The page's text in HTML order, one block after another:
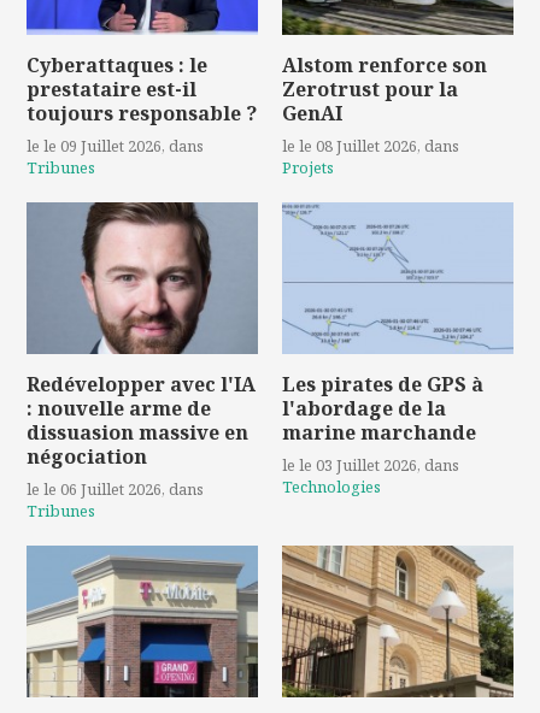
Cyberattaques : le
prestataire est-il
toujours responsable ?
le le 09 Juillet 2026, dans
Tribunes
Alstom renforce son
Zerotrust pour la
GenAI
le le 08 Juillet 2026, dans
Projets
Redévelopper avec l'IA
: nouvelle arme de
dissuasion massive en
négociation
le le 06 Juillet 2026, dans
Tribunes
Les pirates de GPS à
l'abordage de la
marine marchande
le le 03 Juillet 2026, dans
Technologies